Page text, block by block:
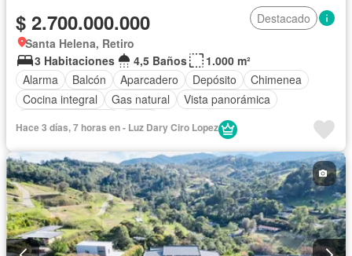
$ 2.700.000.000
Destacado
Santa Helena, Retiro
3 Habitaciones
4,5 Baños
1.000 m²
Alarma
Balcón Aparcadero Depósito
Chimenea
Cocina integral
Gas natural
Vista panorámica
Hace 3 días, 7 horas en - Luz Dary Ciro Lopez